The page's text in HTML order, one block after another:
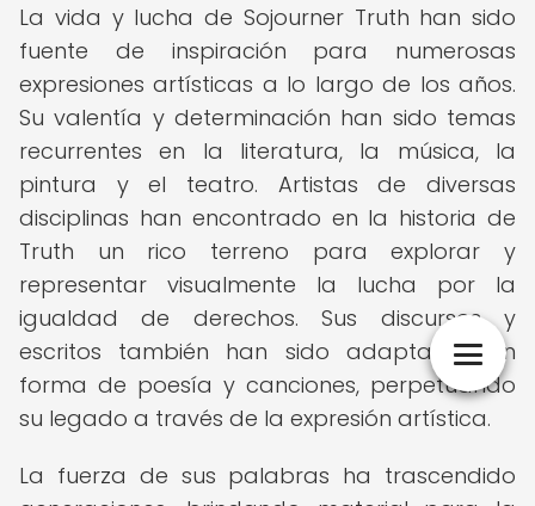
La vida y lucha de Sojourner Truth han sido
fuente de inspiración para numerosas
expresiones artísticas a lo largo de los años.
Su valentía y determinación han sido temas
recurrentes en la literatura, la música, la
pintura y el teatro. Artistas de diversas
disciplinas han encontrado en la historia de
Truth un rico terreno para explorar y
representar visualmente la lucha por la
igualdad de derechos. Sus discursos y
escritos también han sido adaptados en
forma de poesía y canciones, perpetuando
su legado a través de la expresión artística.
La fuerza de sus palabras ha trascendido